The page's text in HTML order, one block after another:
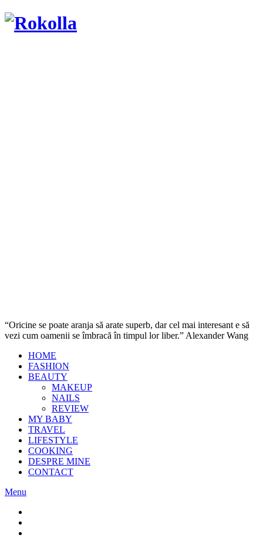
“Oricine se poate aranja să arate superb, dar cel mai interesant e să
vezi cum oamenii se îmbracă în timpul lor liber.” Alexander Wang
HOME
FASHION
BEAUTY
MAKEUP
NAILS
REVIEW
MY BABY
TRAVEL
LIFESTYLE
COOKING
DESPRE MINE
CONTACT
Menu